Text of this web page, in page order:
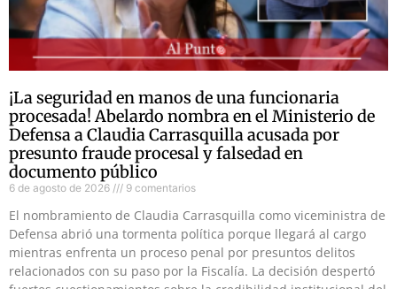
¡La seguridad en manos de una funcionaria
procesada! Abelardo nombra en el Ministerio de
Defensa a Claudia Carrasquilla acusada por
presunto fraude procesal y falsedad en
documento público
6 de agosto de 2026 9 comentarios
El nombramiento de Claudia Carrasquilla como viceministra de
Defensa abrió una tormenta política porque llegará al cargo
mientras enfrenta un proceso penal por presuntos delitos
relacionados con su paso por la Fiscalía. La decisión despertó